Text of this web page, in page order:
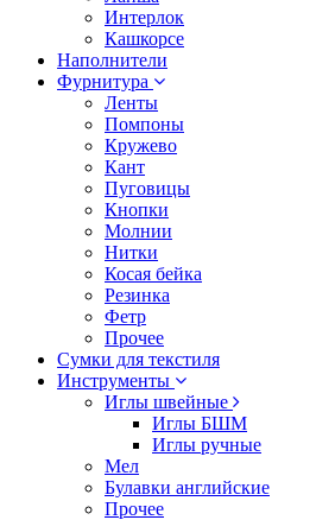
Интерлок
Кашкорсе
Наполнители
Фурнитура
Ленты
Помпоны
Кружево
Кант
Пуговицы
Кнопки
Молнии
Нитки
Косая бейка
Резинка
Фетр
Прочее
Сумки для текстиля
Инструменты
Иглы швейные
Иглы БШМ
Иглы ручные
Мел
Булавки английские
Прочее